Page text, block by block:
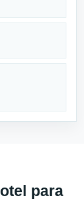
para